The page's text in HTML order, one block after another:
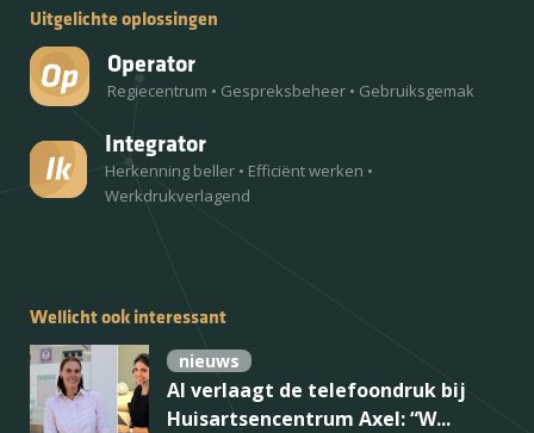
Uitgelichte oplossingen
Operator
Regiecentrum • Gespreksbeheer • Gebruiksgemak
Integrator
Herkenning beller • Efficiënt werken •
Werkdrukverlagend
Wellicht ook interessant
nieuws
AI verlaagt de telefoondruk bij
Huisartsencentrum Axel: “W...